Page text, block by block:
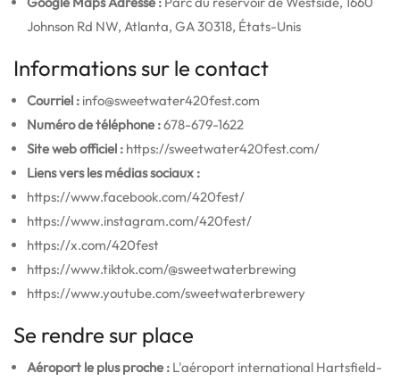
Johnson Rd NW, Atlanta, GA 30318, États-Unis
Informations sur le contact
Courriel : info@sweetwater420fest.com
Numéro de téléphone :678-679-1622
Site web officiel : https://sweetwater420fest.com/
Liens vers les médias sociaux :
https://www.facebook.com/420fest/
https://www.instagram.com/420fest/
https://x.com/420fest
https://www.tiktok.com/@sweetwaterbrewing
https://www.youtube.com/sweetwaterbrewery
Se rendre sur place
Aéroport le plus proche : L'aéroport international Hartsfield-